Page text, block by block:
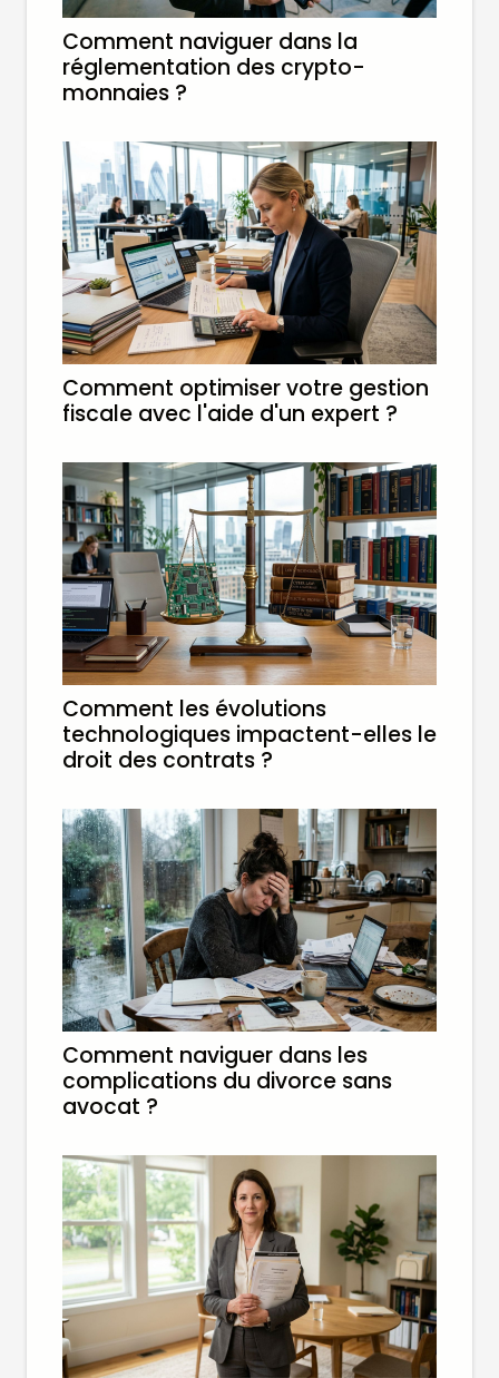
Comment naviguer dans la
réglementation des crypto-
monnaies ?
Comment optimiser votre gestion
fiscale avec l'aide d'un expert ?
Comment les évolutions
technologiques impactent-elles le
droit des contrats ?
Comment naviguer dans les
complications du divorce sans
avocat ?